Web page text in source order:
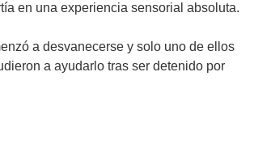
en una experiencia sensorial absoluta.
a desvanecerse y solo uno de ellos
a ayudarlo tras ser detenido por